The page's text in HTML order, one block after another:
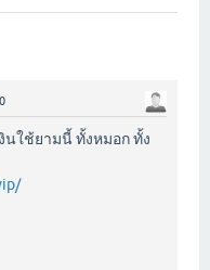
นใช้ยามนี้ ทั้งหมอก ทั้ง